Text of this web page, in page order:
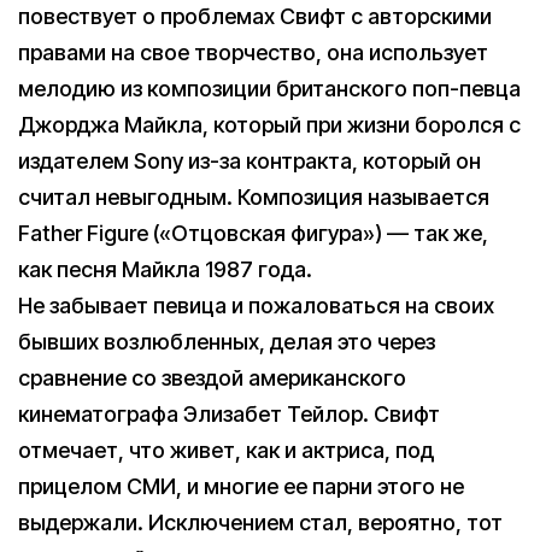
повествует о проблемах Свифт с авторскими
правами на свое творчество, она использует
мелодию из композиции британского поп-певца
Джорджа Майкла, который при жизни боролся с
издателем Sony из-за контракта, который он
считал невыгодным. Композиция называется
Father Figure («Отцовская фигура») — так же,
как песня Майкла 1987 года.
Не забывает певица и пожаловаться на своих
бывших возлюбленных, делая это через
сравнение со звездой американского
кинематографа Элизабет Тейлор. Свифт
отмечает, что живет, как и актриса, под
прицелом СМИ, и многие ее парни этого не
выдержали. Исключением стал, вероятно, тот